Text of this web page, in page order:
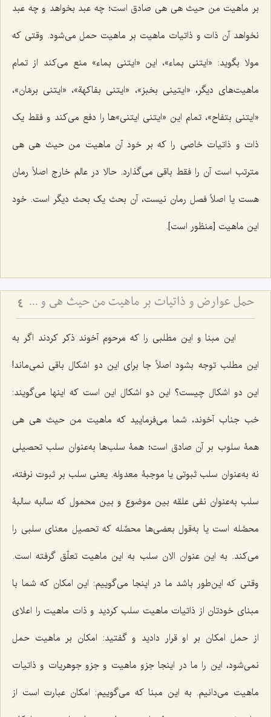
بر ماهیت من حیث هی هی صادق است؛ چه عبد بخواهد و چه عبد
نخواهد آن ذات و ذاتیات ماهیت بر ماهیت حمل می‌شود. وقتی که
مولا بگوید: «ایتنی بماء»، این «ایتنی بماء» منع می‌کند از تمام
ماهیت‌های دیگر، «ایتینی بخبز»، «ایتنی بفاکهة»، «ایتنی برمّان»،
«ایتنی بتفاح»، تمام این «ایتنی ایتنی»‌ها را دفع می‌کند و فقط یک
ذات و ذاتیات خاصی را که بر خود آن ماهیت من حیث هی هی
مترتب است آن را فقط باقی می‌گذارد. حالا در عالم خارج اصلاً رمان
هست یا اصلاً فصل رمان نیست، آن بحث یک بحث دیگر است. خود
این ماهیت [منظور است].
حمل عوارض و ذاتیات بر ماهیت من حیث هی و نسبت آن با امکان ذاتی - بررسی اشکال ارتفاع نقیضین در مسئله امکان 4
این مبنا و این مطلبی را که مرحوم آخوند ذکر کردند اگر به
این مطلب توجه بشود اصلاً جا برای این دو اشکال باقی نمی‌ماند!
این دو اشکال چیست؟ این دو اشکال این است که اینها می‌گویند:
خب جناب آخوند، شما می‌فرمایید که ماهیت من حیث هی هی
همۀ سلوب بر آن صادق است؛ همۀ سلب‌ها به‌عنوان سلب تحصیلی
نه به‌عنوان سلب ثبوتی یا موجبۀ معدوله. یعنی سلب بر ثبوت نرفته،
سلب به‌عنوان نفی علقه بین موضوع و بین محمول که سالبه سالبۀ
محصَّله است یا به‌قول بعضی‌ها محصِّله که تحصیل معنای سلبی را
می‌کند. به این عنوان الان سلب به این ماهیت تعلّق گرفته است.
وقتی که این‌طور باشد ما در اینجا می‌گوییم: این امکان که شما با
مبنای خودتان از ذاتیات ماهیت سلب کردید و ذات ماهیت را اعلای
از حمل امکان بر او قرار دادید و گفتید: امکان بر ماهیت حمل
نمی‌شود، این را ما در اینجا جزو ماهیت و جزو جوهریات و ذاتیات
ماهیت می‌دانیم. به این مبنا که می‌گوییم: امکان عبارت است از